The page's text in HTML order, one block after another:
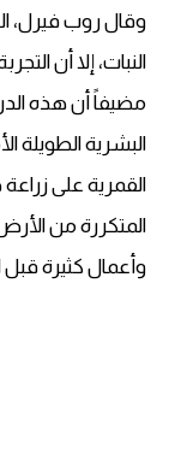
وقال روب فيرل،
النبات، إلا أن
مضيفاً أن هذه
البشرية الطويلة
القمرية على
المتكررة من
وأعمال كثيرة قبل